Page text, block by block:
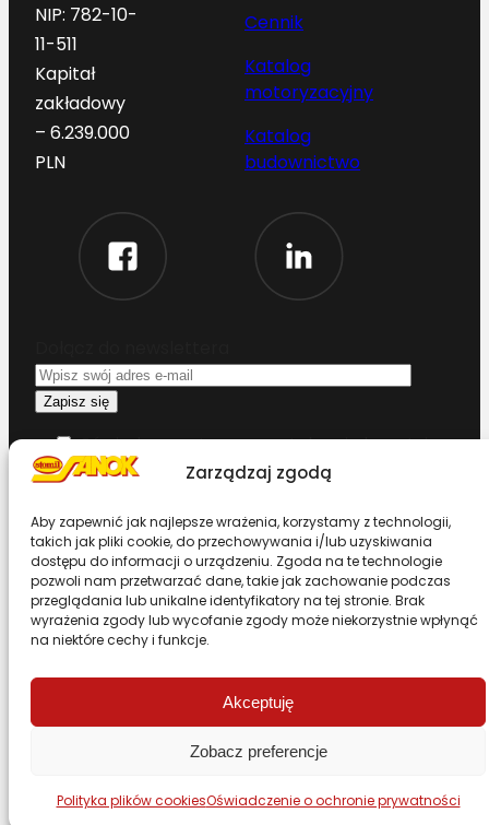
Zarządzaj zgodą
Aby zapewnić jak najlepsze wrażenia, korzystamy z technologii,
takich jak pliki cookie, do przechowywania i/lub uzyskiwania
dostępu do informacji o urządzeniu. Zgoda na te technologie
pozwoli nam przetwarzać dane, takie jak zachowanie podczas
przeglądania lub unikalne identyfikatory na tej stronie. Brak
wyrażenia zgody lub wycofanie zgody może niekorzystnie wpłynąć
na niektóre cechy i funkcje.
Akceptuję
Zobacz preferencje
Polityka plików cookiesOświadczenie o ochronie prywatności
NIP: 782-10-
11-511
Kapitał
zakładowy
– 6.239.000
PLN
Cennik
Katalog
motoryzacyjny
Katalog
budownictwo
Oświadczam, że przeczytałem i akceptuję
warunki korzystania z serwisu
Chcesz zostać dystrybutorem?
Design & Code by Foxstudio.eu